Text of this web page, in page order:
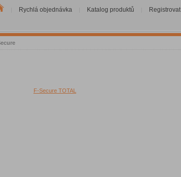
Rychlá objednávka Katalog produktů Registrovat
F-Secure TOTAL